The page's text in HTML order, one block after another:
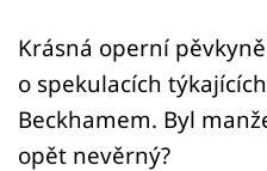
Sledujte nás
Krásná operní
o spekulacích
Beckhamem. Byl
opět nevěrný?